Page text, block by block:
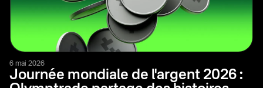
6 mai 2026
Journée mondiale de l'argent 2026 :